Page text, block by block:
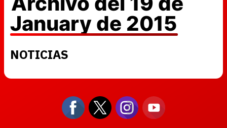
January de 2015
NOTICIAS